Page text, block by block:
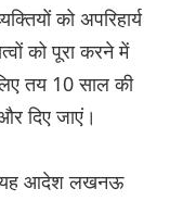
को अपरिहार्य
को पूरा करने में
तय 10 साल की
दिए जाएं।
यह आदेश लखनऊ